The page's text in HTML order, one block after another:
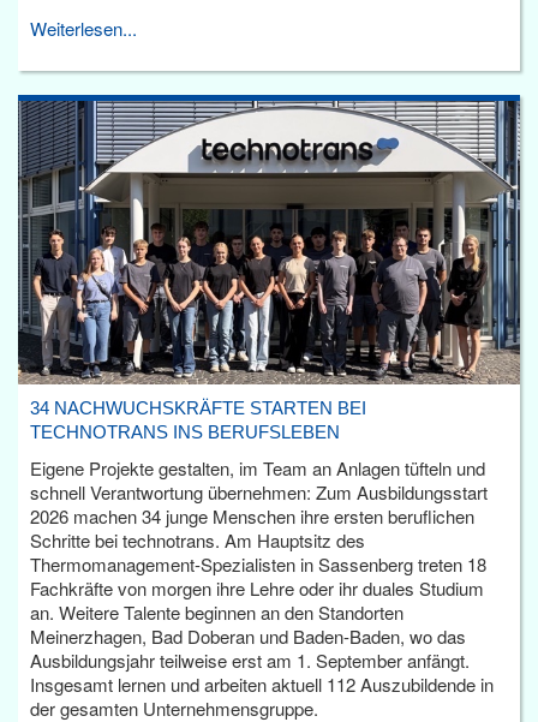
Weiterlesen...
34 NACHWUCHSKRÄFTE STARTEN BEI
TECHNOTRANS INS BERUFSLEBEN
Eigene Projekte gestalten, im Team an Anlagen tüfteln und
schnell Verantwortung übernehmen: Zum Ausbildungsstart
2026 machen 34 junge Menschen ihre ersten beruflichen
Schritte bei technotrans. Am Hauptsitz des
Thermomanagement-Spezialisten in Sassenberg treten 18
Fachkräfte von morgen ihre Lehre oder ihr duales Studium
an. Weitere Talente beginnen an den Standorten
Meinerzhagen, Bad Doberan und Baden-Baden, wo das
Ausbildungsjahr teilweise erst am 1. September anfängt.
Insgesamt lernen und arbeiten aktuell 112 Auszubildende in
der gesamten Unternehmensgruppe.